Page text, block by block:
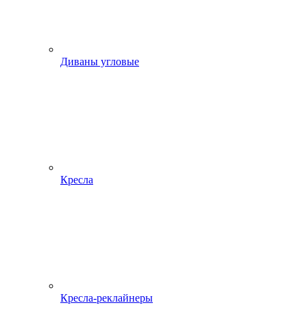
Диваны угловые
Кресла
Кресла-реклайнеры